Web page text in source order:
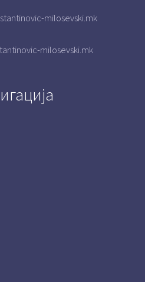
milosevski.mk
milosevski.mk